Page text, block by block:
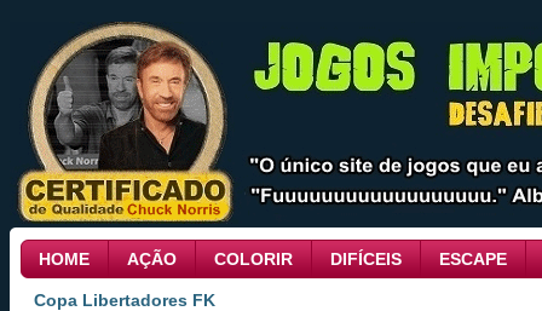
HOME AÇÃO COLORIR DIFÍCEIS ESCAPE
Copa Libertadores FK